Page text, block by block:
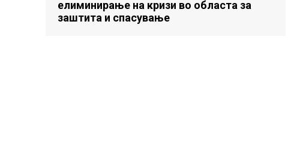
елиминирање на кризи во областа за
заштита и спасување